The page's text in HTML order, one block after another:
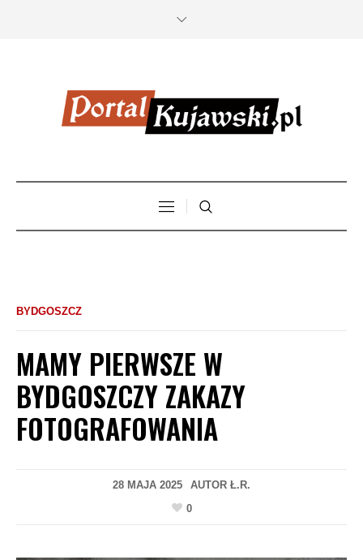
BYDGOSZCZ
MAMY PIERWSZE W
BYDGOSZCZY ZAKAZY
FOTOGRAFOWANIA
28 MAJA 2025 AUTOR Ł.R.
0